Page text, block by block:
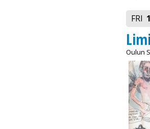
FRI
Oulun